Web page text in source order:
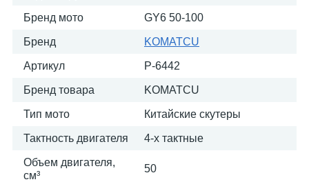
Бренд мото GY6 50-100
Бренд KOMATСU
Артикул P-6442
Бренд товара KOMATСU
Тип мото Китайские скутеры
Тактность двигателя 4-х тактные
Объем двигателя,
см³
50